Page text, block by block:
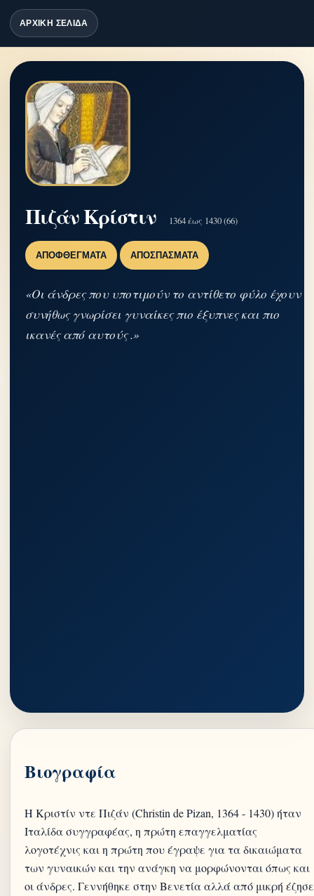
ΑΡΧΙΚΗ ΣΕΛΙΔΑ
Πιζάν Κρίστιν 1364 έως 1430 (66)
ΑΠΟΦΘΈΓΜΑΤΑ ΑΠΟΣΠΆΣΜΑΤΑ
«Οι άνδρες που υποτιμούν το αντίθετο φύλο έχουν
συνήθως γνωρίσει γυναίκες πιο έξυπνες και πιο
ικανές από αυτούς .»
Βιογραφία
Η Κριστίν ντε Πιζάν (Christin de Pizan, 1364 - 1430) ήταν
Ιταλίδα συγγραφέας, η πρώτη επαγγελματίας
λογοτέχνις και η πρώτη που έγραψε για τα δικαιώματα
των γυναικών και την ανάγκη να μορφώνονται όπως και
οι άνδρες. Γεννήθηκε στην Βενετία αλλά από μικρή έζησε